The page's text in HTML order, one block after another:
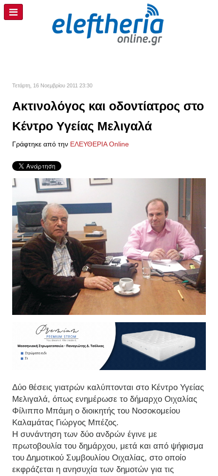
Τετάρτη, 16 Νοεμβρίου 2011 23:30
Ακτινολόγος και οδοντίατρος στο
Κέντρο Υγείας Μελιγαλά
Γράφτηκε από την ΕΛΕΥΘΕΡΙΑ Online
Δύο θέσεις γιατρών καλύπτονται στο Κέντρο Υγείας
Μελιγαλά, όπως ενημέρωσε το δήμαρχο Οιχαλίας
Φίλιππο Μπάμη ο διοικητής του Νοσοκομείου
Καλαμάτας Γιώργος Μπέζος.
Η συνάντηση των δύο ανδρών έγινε με
πρωτοβουλία του δημάρχου, μετά και από ψήφισμα
του Δημοτικού Συμβουλίου Οιχαλίας, στο οποίο
εκφράζεται η ανησυχία των δημοτών για τις